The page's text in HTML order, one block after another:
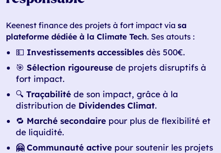
Keenest finance des projets à fort impact via sa
plateforme dédiée à la Climate Tech. Ses atouts :
💵 Investissements accessibles dès 500€.
🎯 Sélection rigoureuse de projets disruptifs à
fort impact.
🔍 Traçabilité de son impact, grâce à la
distribution de Dividendes Climat.
🔁 Marché secondaire pour plus de flexibilité et
de liquidité.
🤗 Communauté active pour soutenir les projets